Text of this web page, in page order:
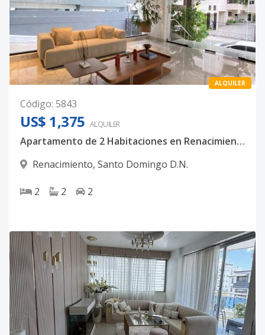
ALQUILER
Código: 5843
US$ 1,375 ALQUILER
Apartamento de 2 Habitaciones en Renacimiento.
Renacimiento, Santo Domingo D.N.
2 2 2